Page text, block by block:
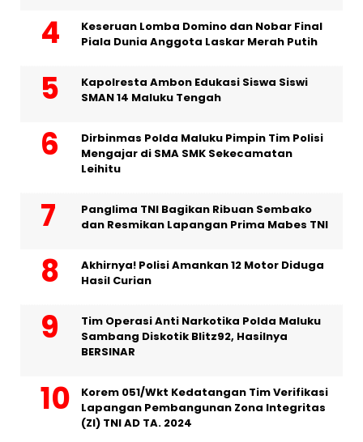
Keseruan Lomba Domino dan Nobar Final
Piala Dunia Anggota Laskar Merah Putih
Kapolresta Ambon Edukasi Siswa Siswi
SMAN 14 Maluku Tengah
Dirbinmas Polda Maluku Pimpin Tim Polisi
Mengajar di SMA SMK Sekecamatan
Leihitu
Panglima TNI Bagikan Ribuan Sembako
dan Resmikan Lapangan Prima Mabes TNI
Akhirnya! Polisi Amankan 12 Motor Diduga
Hasil Curian
Tim Operasi Anti Narkotika Polda Maluku
Sambang Diskotik Blitz92, Hasilnya
BERSINAR
Korem 051/Wkt Kedatangan Tim Verifikasi
Lapangan Pembangunan Zona Integritas
(ZI) TNI AD TA. 2024